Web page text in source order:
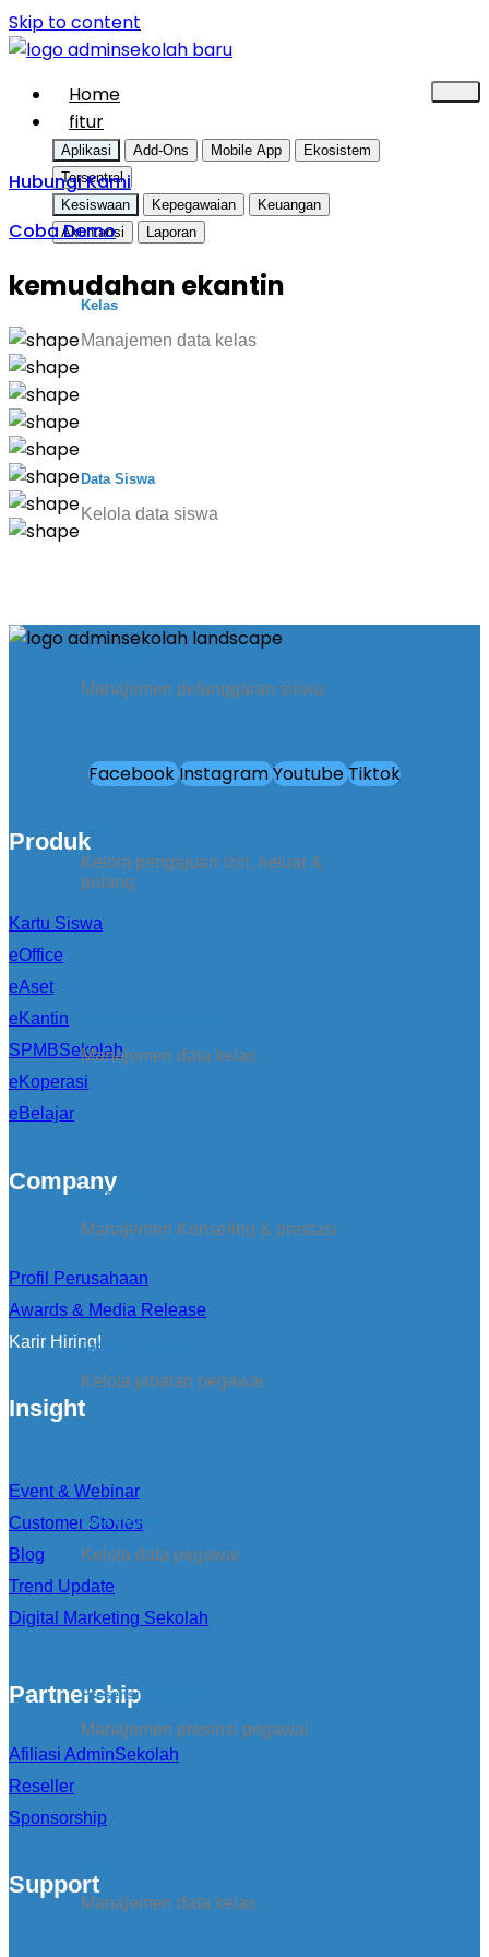
Skip to content
Home
fitur
Aplikasi Add-Ons Mobile App
Ekosistem
Tersentral
Kesiswaan
Kepegawaian
Keuangan
Akuntansi
Laporan
Kelas
Manajemen data kelas
Data Siswa
Kelola data siswa
Manajemen pelanggaran siswa
Kelola pengajuan izin, keluar &
pulang
Manajemen data kelas
konseling
Manajemen Konseling & prestasi
Jabatan Pegawai
Kelola jabatan pegawai
Data Pegawai
Kelola data pegawai
Presensi Pegawai
Manajemen presinsi pegawai
Manajemen data kelas
Hubungi Kami
Coba Demo
kemudahan ekantin
FacebookInstagramYoutubeTiktok
Produk
Kartu Siswa
eOffice
eAset
eKantin
SPMBSekolah
eKoperasi
eBelajar
Company
Profil Perusahaan
Awards & Media Release
Karir Hiring!
Insight
Event & Webinar
Customer Stories
Blog
Trend Update
Digital Marketing Sekolah
Partnership
Afiliasi AdminSekolah
Reseller
Sponsorship
Support